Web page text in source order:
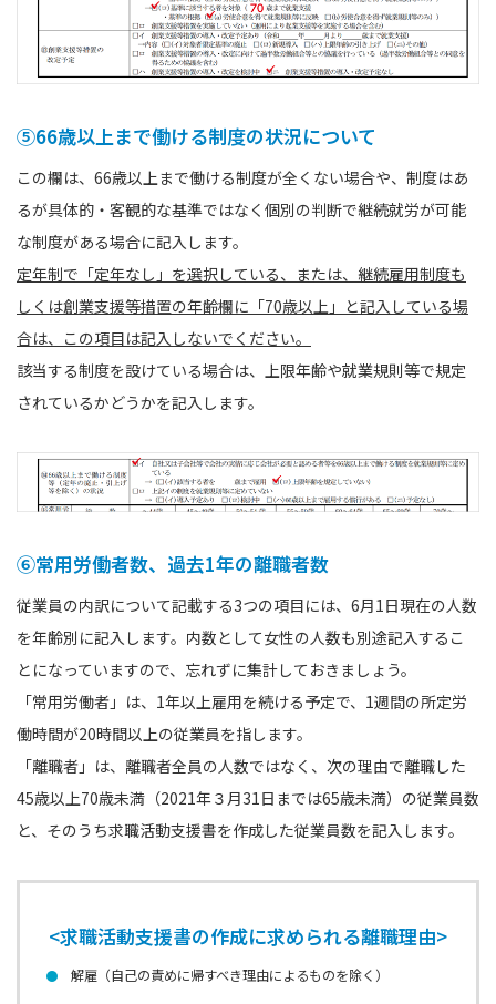
⑤66歳以上まで働ける制度の状況について
この欄は、66歳以上まで働ける制度が全くない場合や、制度はあ
るが具体的・客観的な基準ではなく個別の判断で継続就労が可能
な制度がある場合に記入します。
定年制で「定年なし」を選択している、または、継続雇用制度も
しくは創業支援等措置の年齢欄に「70歳以上」と記入している場
合は、この項目は記入しないでください。
該当する制度を設けている場合は、上限年齢や就業規則等で規定
されているかどうかを記入します。
⑥常⽤労働者数、過去1年の離職者数
従業員の内訳について記載する3つの項目には、6月1日現在の人数
を年齢別に記入します。内数として女性の人数も別途記入するこ
とになっていますので、忘れずに集計しておきましょう。
「常用労働者」は、1年以上雇用を続ける予定で、1週間の所定労
働時間が20時間以上の従業員を指します。
「離職者」は、離職者全員の人数ではなく、次の理由で離職した
45歳以上70歳未満（2021年３月31日までは65歳未満）の従業員数
と、そのうち求職活動支援書を作成した従業員数を記入します。
<求職活動支援書の作成に求められる離職理由>
解雇（自己の責めに帰すべき理由によるものを除く）